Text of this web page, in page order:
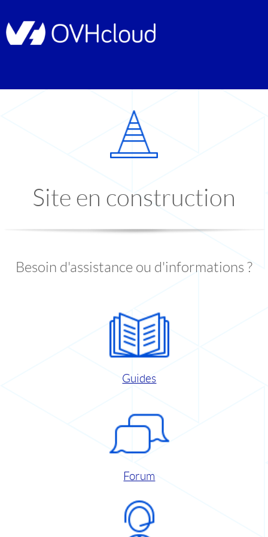
Site en construction
Besoin d'assistance ou d'informations ?
Guides
Forum